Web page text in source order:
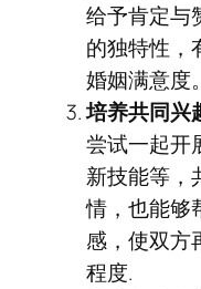
给予肯定与
的独特性，
婚姻满意度。
培养共同兴
尝试一起开
新技能等，
情，也能够
感，使双方
程度.